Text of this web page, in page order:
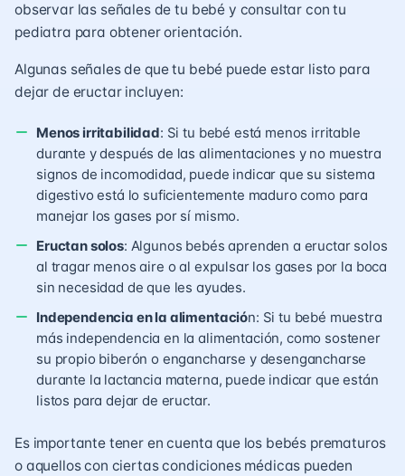
observar las señales de tu bebé y consultar con tu
pediatra para obtener orientación.
Algunas señales de que tu bebé puede estar listo para
dejar de eructar incluyen:
Menos irritabilidad: Si tu bebé está menos irritable
durante y después de las alimentaciones y no muestra
signos de incomodidad, puede indicar que su sistema
digestivo está lo suficientemente maduro como para
manejar los gases por sí mismo.
Eructan solos: Algunos bebés aprenden a eructar solos
al tragar menos aire o al expulsar los gases por la boca
sin necesidad de que les ayudes.
Independencia en la alimentación: Si tu bebé muestra
más independencia en la alimentación, como sostener
su propio biberón o engancharse y desengancharse
durante la lactancia materna, puede indicar que están
listos para dejar de eructar.
Es importante tener en cuenta que los bebés prematuros
o aquellos con ciertas condiciones médicas pueden